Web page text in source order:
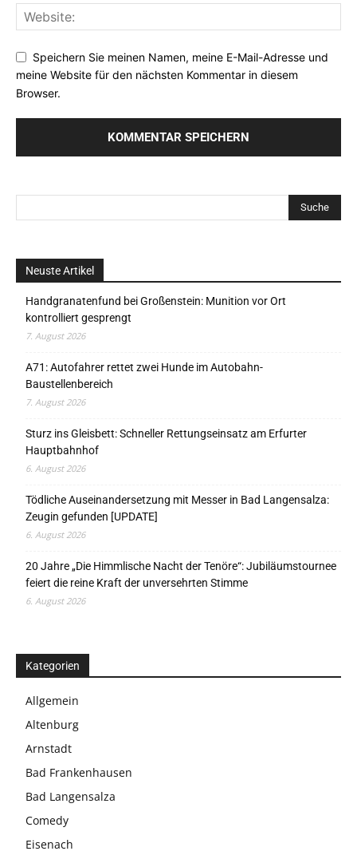
Speichern Sie meinen Namen, meine E-Mail-Adresse und
meine Website für den nächsten Kommentar in diesem
Browser.
Neuste Artikel
Handgranatenfund bei Großenstein: Munition vor Ort
kontrolliert gesprengt
7. August 2026
A71: Autofahrer rettet zwei Hunde im Autobahn-
Baustellenbereich
7. August 2026
Sturz ins Gleisbett: Schneller Rettungseinsatz am Erfurter
Hauptbahnhof
6. August 2026
Tödliche Auseinandersetzung mit Messer in Bad Langensalza:
Zeugin gefunden [UPDATE]
6. August 2026
20 Jahre „Die Himmlische Nacht der Tenöre“: Jubiläumstournee
feiert die reine Kraft der unversehrten Stimme
6. August 2026
Kategorien
Allgemein
Altenburg
Arnstadt
Bad Frankenhausen
Bad Langensalza
Comedy
Eisenach